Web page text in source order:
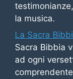
la musica.
La Sacra
Sacra Bibbia
ad ogni